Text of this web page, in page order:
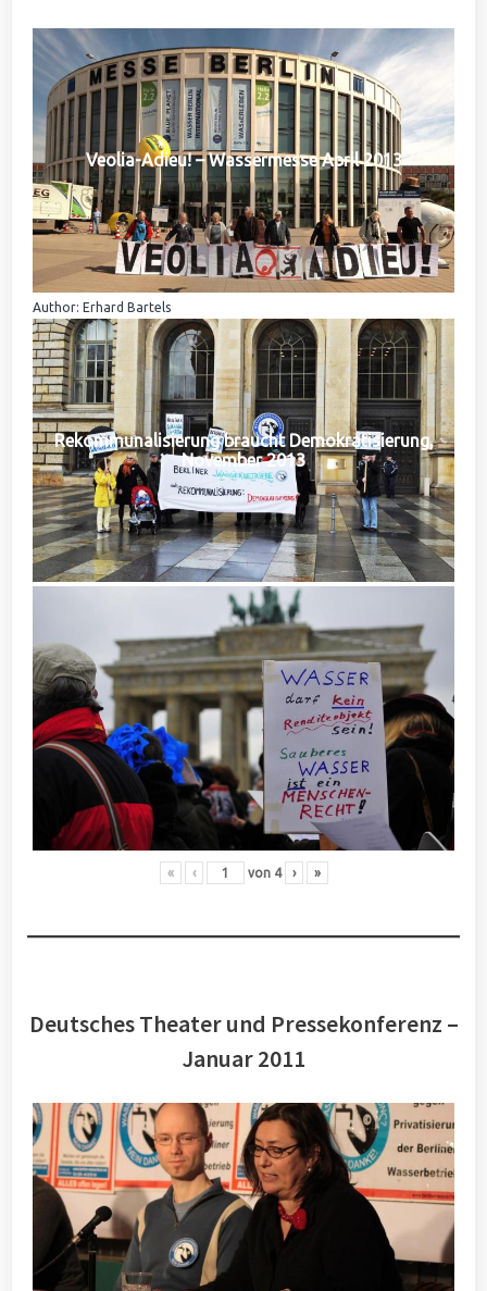
Veolia-Adieu! – Wassermesse April 2013
Author: Erhard Bartels
Rekommunalisierung braucht Demokratisierung,
November 2013
« ‹ von 4 › »
Deutsches Theater und Pressekonferenz –
Januar 2011